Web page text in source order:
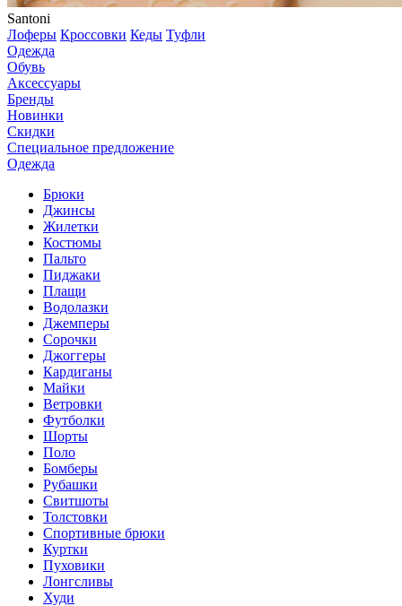
Santoni
Лоферы Кроссовки Кеды Туфли
Одежда
Обувь
Аксессуары
Бренды
Новинки
Скидки
Специальное предложение
Одежда
Брюки
Джинсы
Жилетки
Костюмы
Пальто
Пиджаки
Плащи
Водолазки
Джемперы
Сорочки
Джоггеры
Кардиганы
Майки
Ветровки
Футболки
Шорты
Поло
Бомберы
Рубашки
Свитшоты
Толстовки
Спортивные брюки
Куртки
Пуховики
Лонгсливы
Худи